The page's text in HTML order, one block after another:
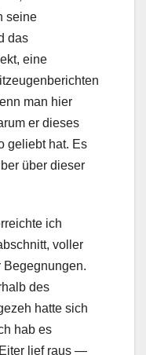
seine
das
eine
man hier
er dieses
geliebt hat. Es
über dieser
ich
voller
Begegnungen.
des
hatte sich
hab es
lief raus —